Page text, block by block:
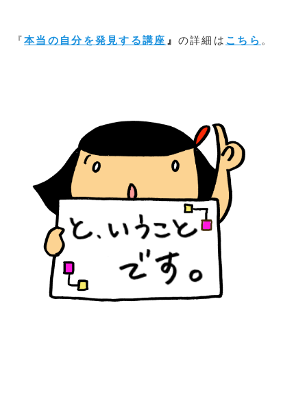
『本当の自分を発見する講座 』 の詳細は こちら 。